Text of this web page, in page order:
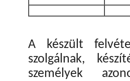
A készült
szolgálnak,
személyek